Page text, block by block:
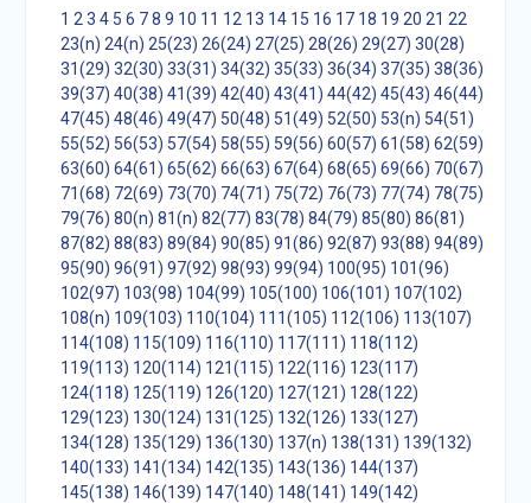
1 2 3 4 5 6 7 8 9 10 11 12 13 14 15 16 17 18 19 20 21 22
23(n) 24(n) 25(23) 26(24) 27(25) 28(26) 29(27) 30(28)
31(29) 32(30) 33(31) 34(32) 35(33) 36(34) 37(35) 38(36)
39(37) 40(38) 41(39) 42(40) 43(41) 44(42) 45(43) 46(44)
47(45) 48(46) 49(47) 50(48) 51(49) 52(50) 53(n) 54(51)
55(52) 56(53) 57(54) 58(55) 59(56) 60(57) 61(58) 62(59)
63(60) 64(61) 65(62) 66(63) 67(64) 68(65) 69(66) 70(67)
71(68) 72(69) 73(70) 74(71) 75(72) 76(73) 77(74) 78(75)
79(76) 80(n) 81(n) 82(77) 83(78) 84(79) 85(80) 86(81)
87(82) 88(83) 89(84) 90(85) 91(86) 92(87) 93(88) 94(89)
95(90) 96(91) 97(92) 98(93) 99(94) 100(95) 101(96)
102(97) 103(98) 104(99) 105(100) 106(101) 107(102)
108(n) 109(103) 110(104) 111(105) 112(106) 113(107)
114(108) 115(109) 116(110) 117(111) 118(112)
119(113) 120(114) 121(115) 122(116) 123(117)
124(118) 125(119) 126(120) 127(121) 128(122)
129(123) 130(124) 131(125) 132(126) 133(127)
134(128) 135(129) 136(130) 137(n) 138(131) 139(132)
140(133) 141(134) 142(135) 143(136) 144(137)
145(138) 146(139) 147(140) 148(141) 149(142)